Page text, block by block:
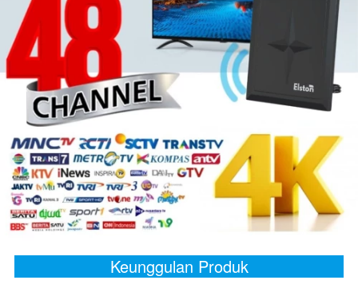
Keunggulan Produk